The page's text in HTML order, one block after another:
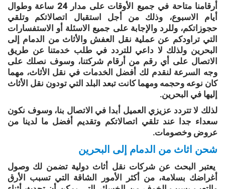
أرقامنا متاحة في جميع الأوقات على مدار 24 ساعة وطوال
أيام الاسبوع، وذلك من أجل استقبال اتصالاتكم وتلقي
حجوزاتكم، وللرد والإجابة على جميع الاسئلة أو الاستفسارات
التي تراودكم عن عملية نقل العفش والأثاث من الدمام إلى
البحرين ولذلك لا داعي للتردد في طلب خدمتنا عن طريق
الاتصال على أي رقم من أرقام شركتنا، وسوف نصلك على
وجه السرعة لنقدم لك أفضل الخدمات في نقل الأثاث، مهما
كان نوعه وحجمه ومهما كانت تبعد البلد التي تودون نقل الأثاث
إليها في البحرين.
لذلك لا تتردد عزيزي العميل أبدا في الاتصال بنا، وسوف نكون
سعداء جدا عند تلقي اتصالاتكم وتقديم أفضل ما لدينا من
عروض وخصومات.
شحن اثاث من الدمام إلى البحرين
يعتبر البحث عن شركات نقل أثاث دولية تضمن لك وصول
أغراضك بسلامة، من أكثر الأمور الشاقة التي تسبب الأرق